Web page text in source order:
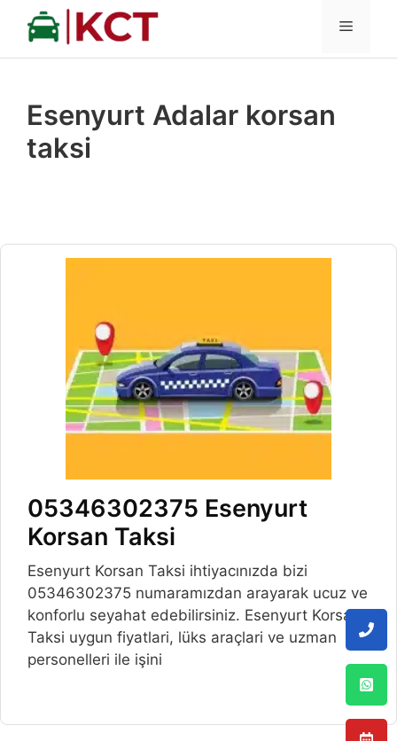
İçeriğe
MENÜ
Esenyurt Adalar korsan
taksi
05346302375 Esenyurt
Korsan Taksi
Esenyurt Korsan Taksi ihtiyacınızda bizi
05346302375 numaramızdan arayarak ucuz ve
konforlu seyahat edebilirsiniz. Esenyurt Korsan
Taksi uygun fiyatlari, lüks araçlari ve uzman
personelleri ile işini